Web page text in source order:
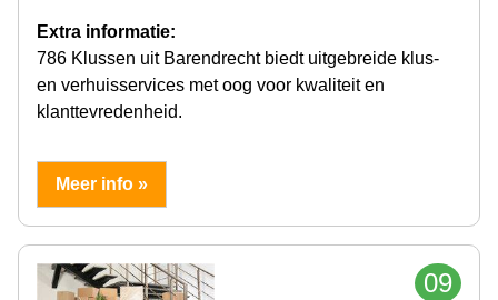
Extra informatie:
786 Klussen uit Barendrecht biedt uitgebreide klus-
en verhuisservices met oog voor kwaliteit en
klanttevredenheid.
Meer info »
09